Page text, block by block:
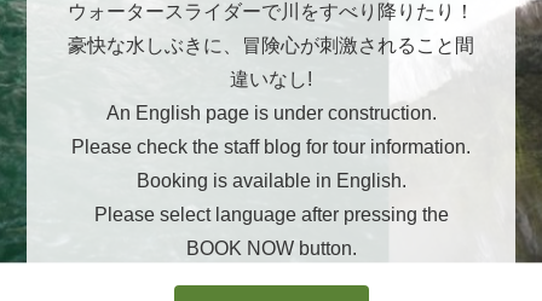
ウォータースライダーで川をすべり降りたり！
豪快な水しぶきに、冒険心が刺激されること間
違いなし!
An English page is under construction.
Please check the staff blog for tour information.
Booking is available in English.
Please select language after pressing the
BOOK NOW button.